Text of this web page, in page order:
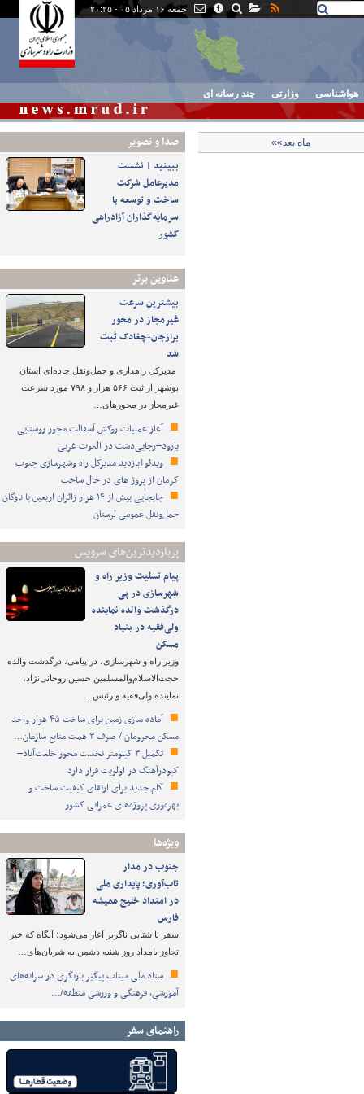
جمعه ۱۶ مرداد ۰۵ - ۲۰:۲۵
هواشناسی وزارتی چند رسانه ای
صدا و تصوير
ببینید | نشست
مدیرعامل شرکت
ساخت و توسعه با
سرمایه‌گذاران آزادراهی
کشور
عناوین برتر
بیشترین سرعت
غیرمجاز در محور
برازجان-چغادک ثبت
شد
مدیرکل راهداری و حمل‌ونقل جاده‌ای استان
بوشهر از ثبت ۵۶۶ هزار و ۷۹۸ مورد سرعت
غیرمجاز در محورهای…
آغاز عملیات روکش آسفالت محور روستایی
یارود–رجایی‌دشت در الموت غربی
ویدئو|بازدید مدیرکل راه وشهرسازی جنوب
کرمان از پروژ های در حال ساخت
جابجایی بیش از ۱۴ هزار زائران اربعین با ناوگان
حمل‌ونقل عمومی لرستان
پربازدیدترین‌های سرویس
پیام تسلیت وزیر راه و
شهرسازی در پی
درگذشت والده نماینده
ولی‌فقیه در بنیاد
مسکن
وزیر راه و شهرسازی، در پیامی، درگذشت والده
حجت‌الاسلام‌والمسلمین حسین روحانی‌نژاد،
نماینده ولی‌فقیه و رئیس…
آماده سازی زمین برای ساخت ۴۵ هزار واحد
مسکن محرومان / صرف ۳ همت منابع سازمان…
تکمیل ۳ کیلومتر نخست محور خلعت‌آباد–
کبودرآهنگ در اولویت قرار دارد
گام جدید برای ارتقای کیفیت ساخت و
بهره‌وری پروژه‌های عمرانی کشور
ویژه‌ها
جنوب در مدار
تاب‌آوری؛ پایداری ملی
در امتداد خلیج همیشه
فارس
سفر با شتابی ناگزیر آغاز می‌شود؛ آنگاه که خبر
تجاوز بامداد روز شنبه دشمن به شریان‌های…
ستاد ملی میناب پیگیر بازنگری در سرانه‌های
آموزشی، فرهنگی و ورزشی منطقه/…
راهنمای سفر
ماه بعد»»